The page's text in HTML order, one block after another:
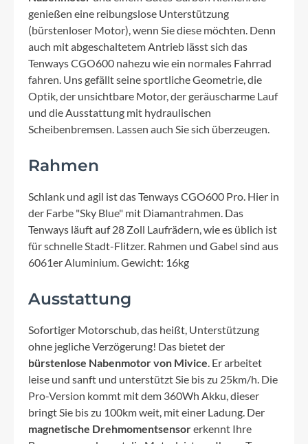
genießen eine reibungslose Unterstützung
(bürstenloser Motor), wenn Sie diese möchten. Denn
auch mit abgeschaltetem Antrieb lässt sich das
Tenways CGO600 nahezu wie ein normales Fahrrad
fahren. Uns gefällt seine sportliche Geometrie, die
Optik, der unsichtbare Motor, der geräuscharme Lauf
und die Ausstattung mit hydraulischen
Scheibenbremsen. Lassen auch Sie sich überzeugen.
Rahmen
Schlank und agil ist das Tenways CGO600 Pro. Hier in
der Farbe "Sky Blue" mit Diamantrahmen. Das
Tenways läuft auf 28 Zoll Laufrädern, wie es üblich ist
für schnelle Stadt-Flitzer. Rahmen und Gabel sind aus
6061er Aluminium. Gewicht: 16kg
Ausstattung
Sofortiger Motorschub, das heißt, Unterstützung
ohne jegliche Verzögerung! Das bietet der
bürstenlose Nabenmotor von Mivice. Er arbeitet
leise und sanft und unterstützt Sie bis zu 25km/h. Die
Pro-Version kommt mit dem 360Wh Akku, dieser
bringt Sie bis zu 100km weit, mit einer Ladung. Der
magnetische Drehmomentsensorerkennt Ihre